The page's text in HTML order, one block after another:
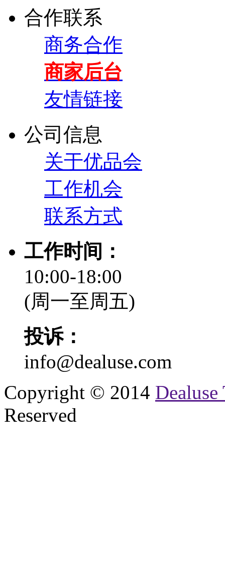
合作联系
商务合作
商家后台
友情链接
公司信息
关于优品会
工作机会
联系方式
工作时间：
10:00-18:00
(周一至周五)
投诉：
info@dealuse.com
Copyright © 2014
Reserved